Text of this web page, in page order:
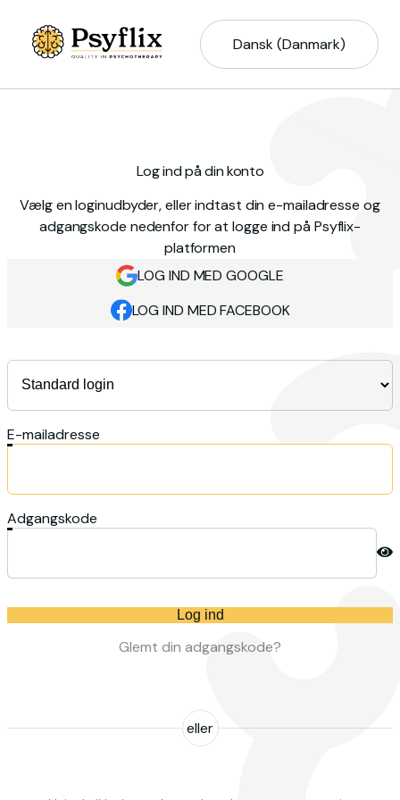
Dansk (Danmark)
Log ind på din konto
Vælg en loginudbyder, eller indtast din e-mailadresse og
adgangskode nedenfor for at logge ind på Psyflix-
platformen
LOG IND MED GOOGLE
LOG IND MED FACEBOOK
E-mailadresse
Adgangskode
Log ind
Glemt din adgangskode?
eller